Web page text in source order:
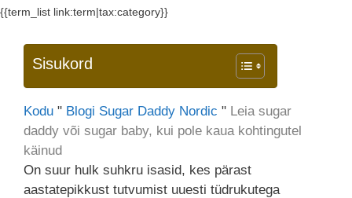
{{term_list link:term|tax:category}}
Sisukord
Kodu " Blogi Sugar Daddy Nordic " Leia sugar
daddy või sugar baby, kui pole kaua kohtingutel
käinud
On suur hulk suhkru isasid, kes pärast
aastatepikkust tutvumist uuesti tüdrukutega